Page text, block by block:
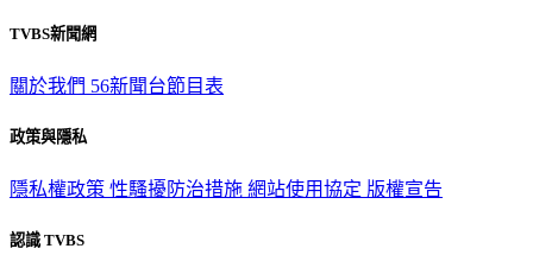
TVBS新聞網
關於我們 56新聞台節目表
政策與隱私
隱私權政策 性騷擾防治措施 網站使用協定 版權宣告
認識 TVBS